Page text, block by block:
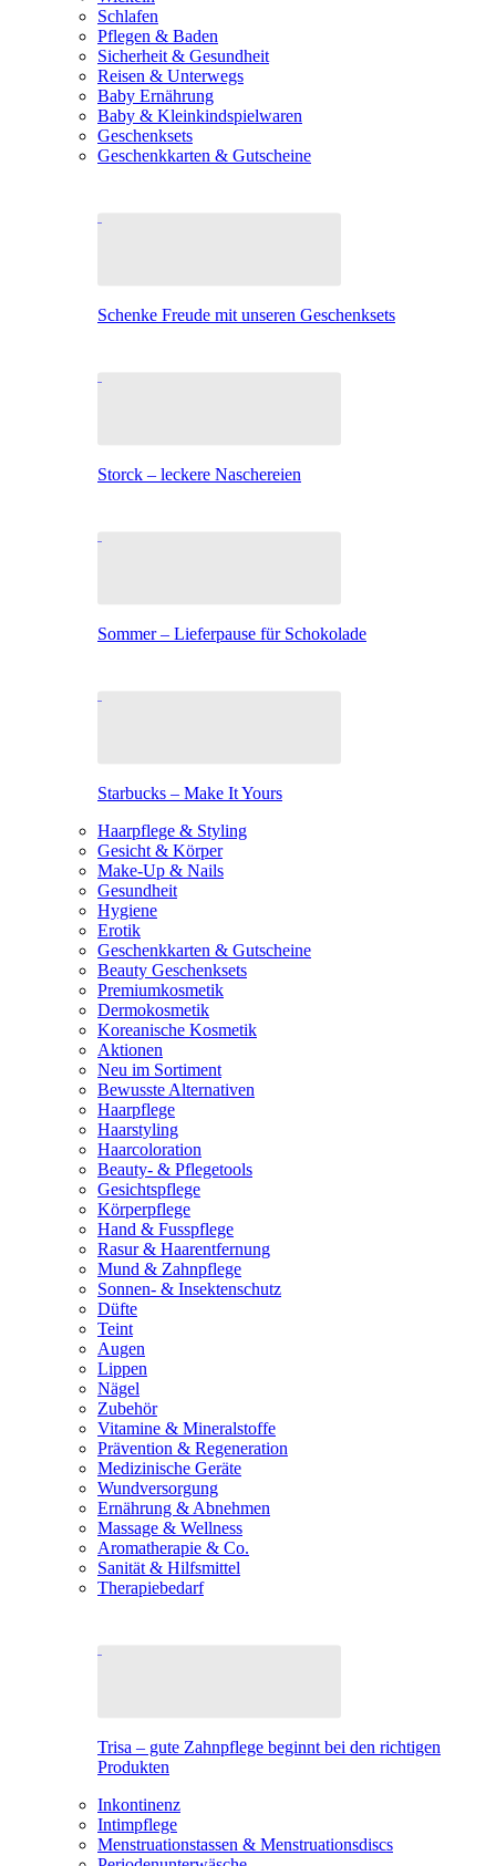
Schlafen
Pflegen & Baden
Sicherheit & Gesundheit
Reisen & Unterwegs
Baby Ernährung
Baby & Kleinkindspielwaren
Geschenksets
Geschenkkarten & Gutscheine
Schenke Freude mit unseren Geschenksets
Storck – leckere Naschereien
Sommer – Lieferpause für Schokolade
Starbucks – Make It Yours
Haarpflege & Styling
Gesicht & Körper
Make-Up & Nails
Gesundheit
Hygiene
Erotik
Geschenkkarten & Gutscheine
Beauty Geschenksets
Premiumkosmetik
Dermokosmetik
Koreanische Kosmetik
Aktionen
Neu im Sortiment
Bewusste Alternativen
Haarpflege
Haarstyling
Haarcoloration
Beauty- & Pflegetools
Gesichtspflege
Körperpflege
Hand & Fusspflege
Rasur & Haarentfernung
Mund & Zahnpflege
Sonnen- & Insektenschutz
Düfte
Teint
Augen
Lippen
Nägel
Zubehör
Vitamine & Mineralstoffe
Prävention & Regeneration
Medizinische Geräte
Wundversorgung
Ernährung & Abnehmen
Massage & Wellness
Aromatherapie & Co.
Sanität & Hilfsmittel
Therapiebedarf
Trisa – gute Zahnpflege beginnt bei den richtigen
Produkten
Inkontinenz
Intimpflege
Menstruationstassen & Menstruationsdiscs